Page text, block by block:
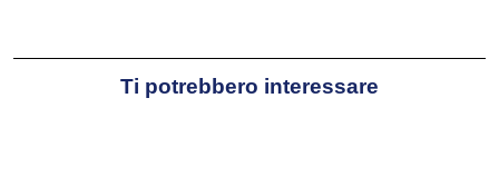
Ti potrebbero interessare